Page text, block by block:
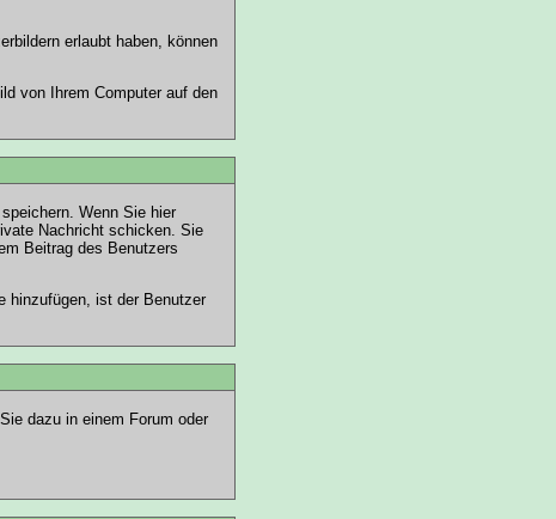
erlaubt haben, können
von Ihrem Computer auf den
Wenn Sie hier
Nachricht schicken. Sie
Beitrag des Benutzers
hinzufügen, ist der Benutzer
dazu in einem Forum oder